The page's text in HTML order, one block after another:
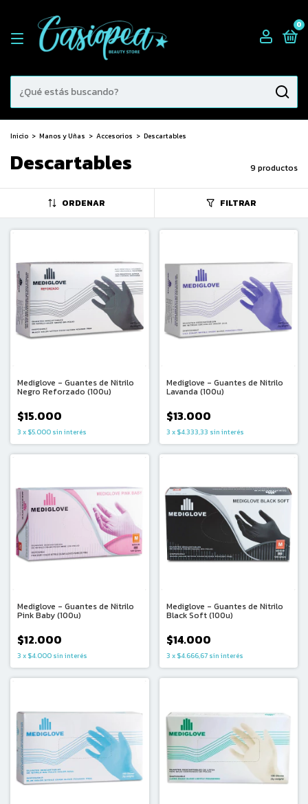
0
Inicio > Manos y Uñas > Accesorios > Descartables
Descartables 9 productos
ORDENAR FILTRAR
Mediglove - Guantes de Nitrilo
Negro Reforzado (100u)
$15.000
3 x $5.000 sin interés
Mediglove - Guantes de Nitrilo
Lavanda (100u)
$13.000
3 x $4.333,33 sin interés
Mediglove - Guantes de Nitrilo
Pink Baby (100u)
$12.000
3 x $4.000 sin interés
Mediglove - Guantes de Nitrilo
Black Soft (100u)
$14.000
3 x $4.666,67 sin interés